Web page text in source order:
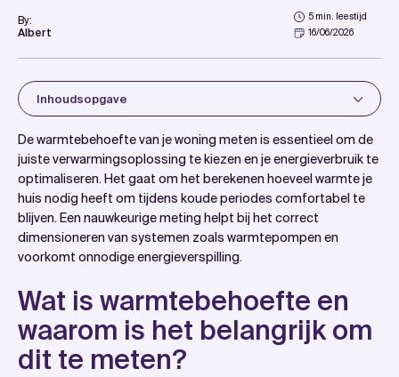
By:
Albert
5 min. leestijd
16/06/2026
Inhoudsopgave
Wat is warmtebehoefte en waarom is het belangrijk
om dit te meten?
Welke factoren bepalen de warmtebehoefte van je
woning?
Hoe bereken je zelf de warmtebehoefte van je
Welke tools en methoden kun je gebruiken voor
nauwkeurige meting?
Hoe Wattslimmer helpt bij het bepalen van je
De warmtebehoefte van je woning meten is essentieel om de
juiste verwarmingsoplossing te kiezen en je energieverbruik te
optimaliseren. Het gaat om het berekenen hoeveel warmte je
huis nodig heeft om tijdens koude periodes comfortabel te
blijven. Een nauwkeurige meting helpt bij het correct
dimensioneren van systemen zoals warmtepompen en
voorkomt onnodige energieverspilling.
Wat is warmtebehoefte en
waarom is het belangrijk om
dit te meten?